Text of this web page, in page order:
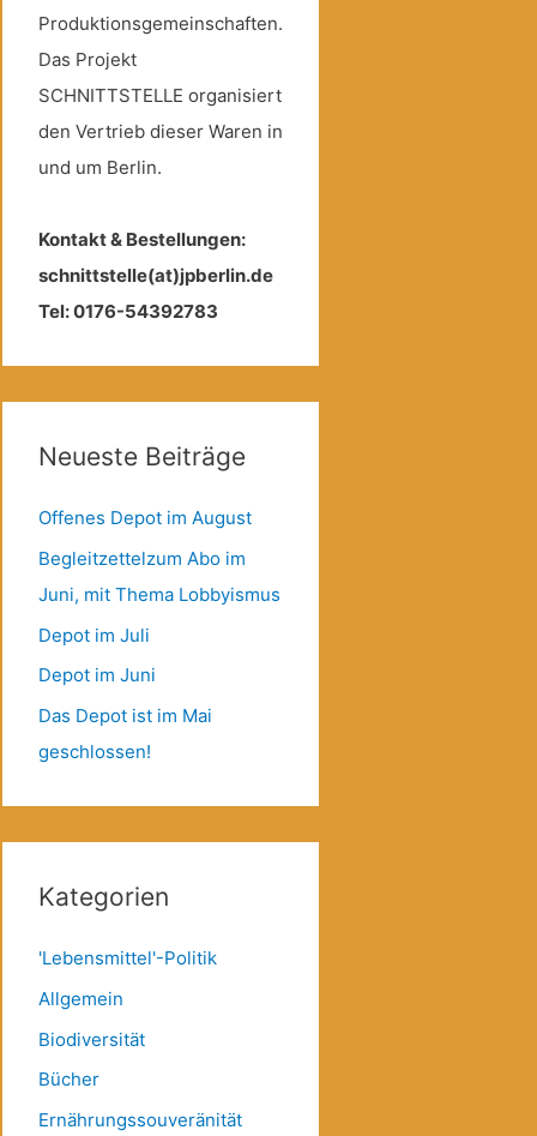
Produktionsgemeinschaften.
Das Projekt
SCHNITTSTELLE organisiert
den Vertrieb dieser Waren in
und um Berlin.
Kontakt & Bestellungen:
schnittstelle(at)jpberlin.de
Tel: 0176-54392783
Neueste Beiträge
Offenes Depot im August
Begleitzettelzum Abo im
Juni, mit Thema Lobbyismus
Depot im Juli
Depot im Juni
Das Depot ist im Mai
geschlossen!
Kategorien
'Lebensmittel'-Politik
Allgemein
Biodiversität
Bücher
Ernährungssouveränität